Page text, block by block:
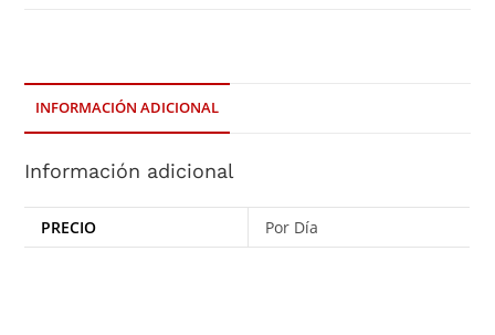
INFORMACIÓN ADICIONAL
Información adicional
PRECIO Por Día